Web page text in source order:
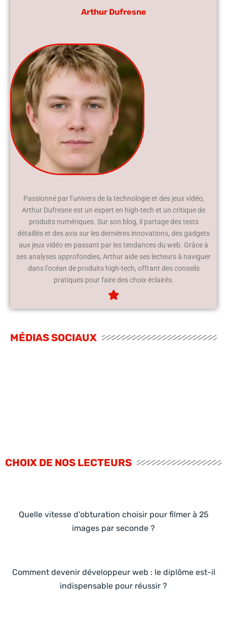
Arthur Dufresne
Passionné par l’univers de la technologie et des jeux vidéo,
Arthur Dufresne est un expert en high-tech et un critique de
produits numériques. Sur son blog, il partage des tests
détaillés et des avis sur les dernières innovations, des gadgets
aux jeux vidéo en passant par les tendances du web. Grâce à
ses analyses approfondies, Arthur aide ses lecteurs à naviguer
dans l’océan de produits high-tech, offrant des conseils
pratiques pour faire des choix éclairés.
MÉDIAS SOCIAUX
CHOIX DE NOS LECTEURS
Quelle vitesse d’obturation choisir pour filmer à 25
images par seconde ?
Comment devenir développeur web : le diplôme est-il
indispensable pour réussir ?